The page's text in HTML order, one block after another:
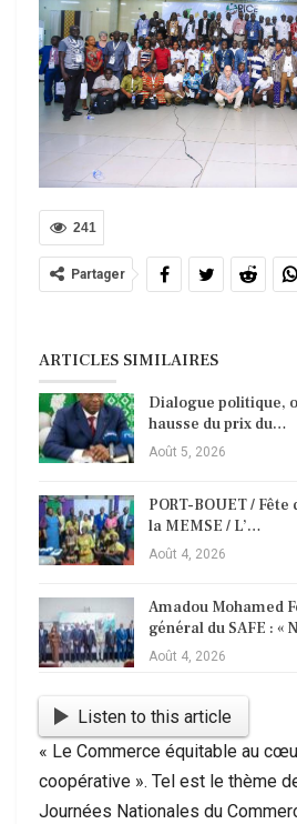
241
Partager
ARTICLES SIMILAIRES
Dialogue politique,
hausse du prix du…
Août 5, 2026
PORT-BOUET /
la MEMSE / L’…
Août 4, 2026
Amadou Mohamed
général du SAFE : «
Août 4, 2026
Listen to this article
« Le Commerce équitable au
coopérative ». Tel est le thème
Journées Nationales du